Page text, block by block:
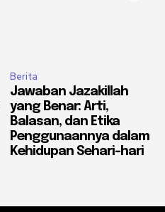
Berita
Jawaban Jazakillah
yang Benar: Arti,
Balasan, dan Etika
Penggunaannya dalam
Kehidupan Sehari-hari